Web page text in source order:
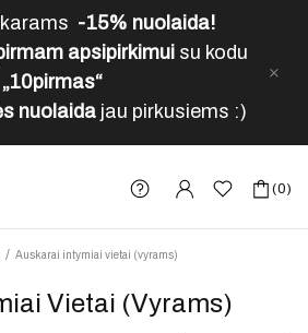
-15% nuolaida!
apsipirkimui su kodu
„10pirmas“
nuolaida jau pirkusiems :)
(0)
Auskarai intymiai vietai (vyrams)
Vietai (vyrams)